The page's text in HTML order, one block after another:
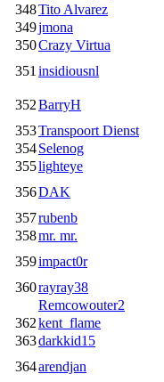
348Tito Alvarez
349jmona
350Crazy Virtua
351 insidiousnl
352BarryH
353Transpoort Dienst
354Selenog
355lighteye
356DAK
357rubenb
358mr. mr.
359impact0r
360rayray38
Remcowouter2
362kent_flame
363darkkid15
364arendjan